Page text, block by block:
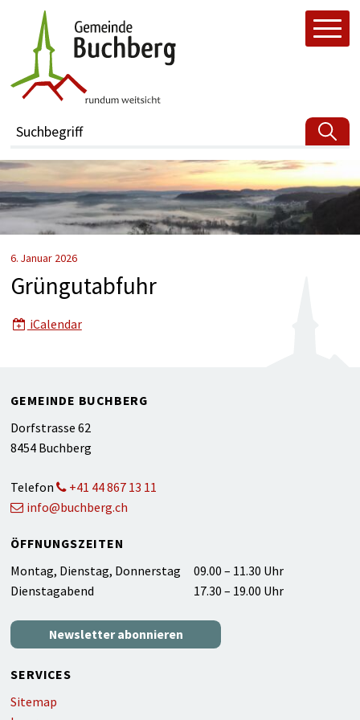
Navigieren in buchberg.ch
Schnellnavigation
Suchbegriff
Grüngutabfuhr
6. Januar 2026
iCalendar
Footer
GEMEINDE BUCHBERG
Dorfstrasse 62
8454 Buchberg
Telefon
+41 44 867 13 11
info@buchberg.ch
ÖFFNUNGSZEITEN
WOCHENTAGZEIT
Montag, Dienstag, Donnerstag
09.00 – 11.30 Uhr
Dienstagabend
17.30 – 19.00 Uhr
Newsletter abonnieren
SERVICES
Sitemap